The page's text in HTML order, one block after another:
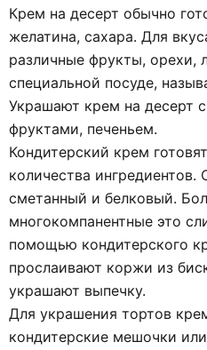
Крем на десерт обычно
желатина, сахара. Для
различные фрукты, орехи,
специальной посуде,
Украшают крем на десерт
фруктами, печеньем.
Кондитерский крем
количества
сметанный и белковый.
многокомпанентные это
помощью кондитерского
прослаивают коржи из
украшают выпечку.
Для украшения тортов
кондитерские мешочки